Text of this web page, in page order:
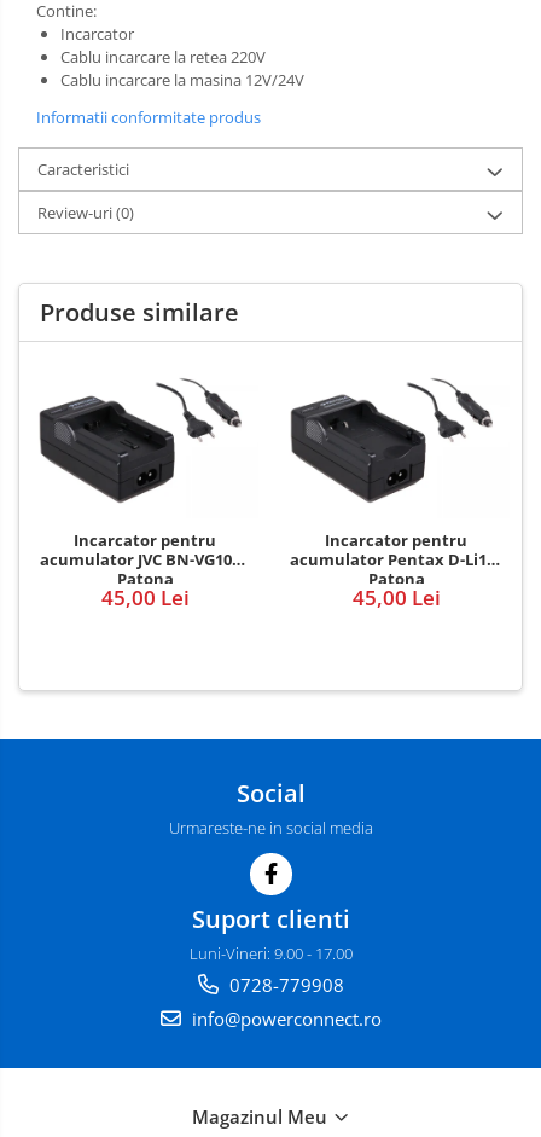
Contine:
Incarcator
Cablu incarcare la retea 220V
Cablu incarcare la masina 12V/24V
Informatii conformitate produs
Caracteristici
Review-uri(0)
Produse similare
Incarcator pentru
acumulator JVC BN-VG107e
Patona
45,00 Lei
Incarcator pentru
acumulator Pentax D-Li109
Patona
45,00 Lei
Social
Urmareste-ne in social media
Suport clienti
Luni-Vineri: 9.00 - 17.00
0728-779908
info@powerconnect.ro
Magazinul Meu